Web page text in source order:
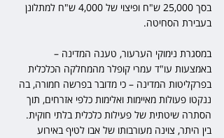
בסך 25,000 ש"ח ופיצוי של 4,000 ש"ח למתלונן
בעבירת הסחיטה.
במסגרת נימוקי הערעור, טענה המדינה –
באמצעות עו"ד עמרי קופלר מהמחלקה הכלכלית
בפרקליטות המדינה – כי מדובר בפרשה חמורה, בה
ננקטו פעולות מאיימות ואלימות כלפי אזרחים, תוך
הסתרה שיטתית של פעילות כלכלית בלתי חוקית.
בין היתר, צוינה מעורבותו של אבו לטיף באירוע